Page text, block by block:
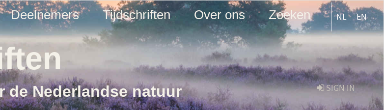
Deelnemers Tijdschriften Over ons Zoeken NL EN
SIGN IN
Nederlandse natuur